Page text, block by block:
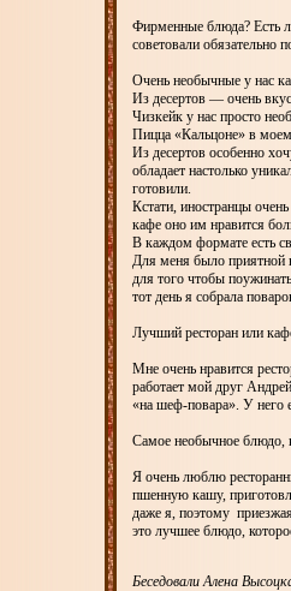
Фирменные блюда? Есть
советовали обязательно
Очень необычные у нас
Из десертов — очень
Чизкейк у нас просто
Пицца «Кальцоне» в
Из десертов особенно
обладает настолько
готовили.
Кстати, иностранцы
кафе оно им нравится
В каждом формате есть
Для меня было приятной
для того чтобы
тот день я собрала
Лучший ресторан или
Мне очень нравится
работает мой друг
«на шеф-повара». У него
Самое необычное блюдо,
Я очень люблю
пшенную кашу,
даже я, поэтому
это лучшее блюдо,
БеседовалиАлена